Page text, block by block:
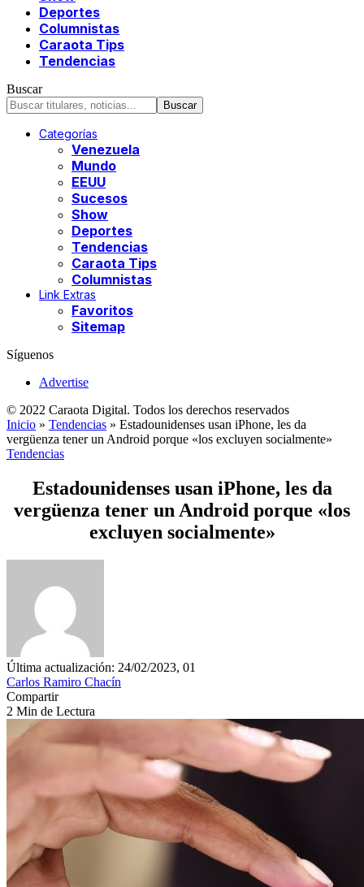
Deportes
Columnistas
Caraota Tips
Tendencias
Buscar
Categorías
Venezuela
Mundo
EEUU
Sucesos
Show
Deportes
Tendencias
Caraota Tips
Columnistas
Link Extras
Favoritos
Sitemap
Síguenos
Advertise
© 2022 Caraota Digital. Todos los derechos reservados
Inicio » Tendencias » Estadounidenses usan iPhone, les da
vergüenza tener un Android porque «los excluyen socialmente»
Tendencias
Estadounidenses usan iPhone, les da
vergüenza tener un Android porque «los
excluyen socialmente»
Última actualización: 24/02/2023, 01
Carlos Ramiro Chacín
Compartir
2 Min de Lectura